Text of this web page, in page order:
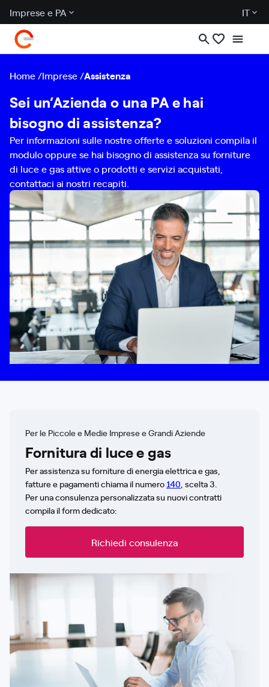
Imprese e PA IT
Home Imprese Assistenza
Sei un’Azienda o una PA e hai
bisogno di assistenza?
Per informazioni sulle nostre offerte e soluzioni compila il
modulo oppure se hai bisogno di assistenza su forniture
di luce e gas attive o prodotti e servizi acquistati,
contattaci ai nostri recapiti.
Per le Piccole e Medie Imprese e Grandi Aziende
Fornitura di luce e gas
Per assistenza su forniture di energia elettrica e gas,
fatture e pagamenti chiama il numero140, scelta 3.
Per una consulenza personalizzata su nuovi contratti
compila il form dedicato:
Richiedi consulenza